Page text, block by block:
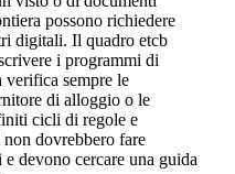
possono richiedere
digitali. Il quadro etcb
i programmi di
sempre le
di alloggio o le
cicli di regole e
dovrebbero fare
devono cercare una guida